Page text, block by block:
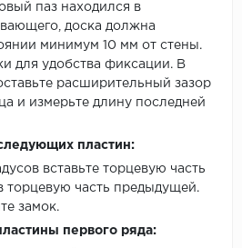
паз находился в
доска должна
минимум 10 мм от стены.
для удобства фиксации. В
расширительный зазор
и измерьте длину последней
пластин:
вставьте торцевую часть
торцевую часть предыдущей.
замок.
первого ряда: